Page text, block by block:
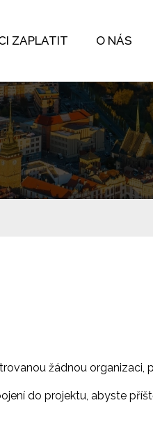
ZAPLATIT O NÁS
žádnou
do projektu, abyste